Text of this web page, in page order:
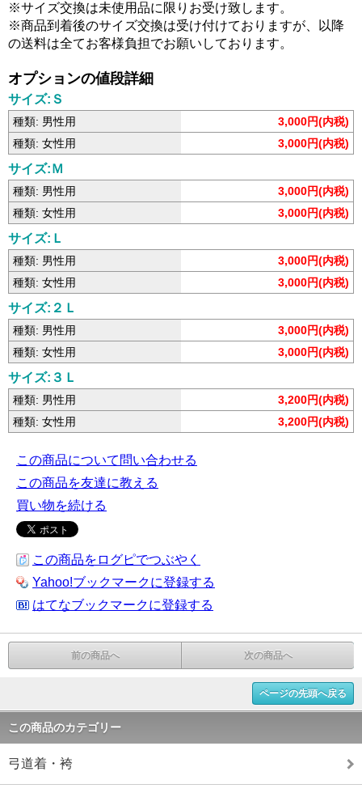
※サイズ交換は未使用品に限りお受け致します。
※商品到着後のサイズ交換は受け付けておりますが、以降
の送料は全てお客様負担でお願いしております。
オプションの値段詳細
サイズ:Ｓ
種類: 男性用
3,000円(内税)
種類: 女性用
3,000円(内税)
サイズ:Ｍ
種類: 男性用
3,000円(内税)
種類: 女性用
3,000円(内税)
サイズ:Ｌ
種類: 男性用
3,000円(内税)
種類: 女性用
3,000円(内税)
サイズ:２Ｌ
種類: 男性用
3,000円(内税)
種類: 女性用
3,000円(内税)
サイズ:３Ｌ
種類: 男性用
3,200円(内税)
種類: 女性用
3,200円(内税)
この商品について問い合わせる
この商品を友達に教える
買い物を続ける
この商品をログピでつぶやく
Yahoo!ブックマークに登録する
はてなブックマークに登録する
前の商品へ 次の商品へ
ページの先頭へ戻る
この商品のカテゴリー
弓道着・袴